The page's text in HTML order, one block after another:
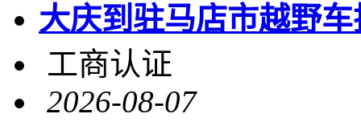
大庆到驻马店市越野
工商认证
2026-08-07